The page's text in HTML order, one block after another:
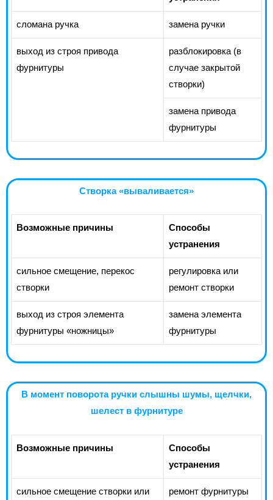
сломана ручка замена ручки
выход из строя привода
фурнитуры
разблокировка (в
случае закрытой
створки)
замена привода
фурнитуры
Створка «вываливается»
Возможные причины
Способы
устранения
сильное смещение, перекос
створки
регулировка или
ремонт створки
выход из строя элемента
фурнитуры «ножницы»
замена элемента
фурнитуры
В момент поворота ручки слышны шумы, щелчки,
шелест в фурнитуре
Возможные причины
Способы
устранения
сильное смещение створки или
ремонт фурнитуры